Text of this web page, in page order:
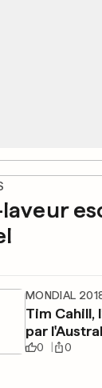
MONDIAL
Tim Cahill,
par
0 0